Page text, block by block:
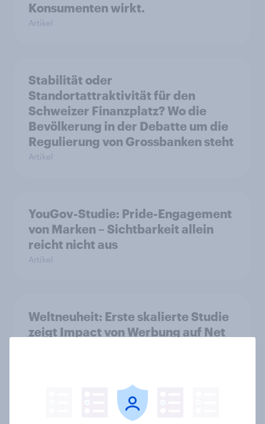
Konsumenten wirkt.
Artikel
Stabilität oder
Standortattraktivität für den
Schweizer Finanzplatz? Wo die
Bevölkerung in der Debatte um die
Regulierung von Grossbanken steht
Artikel
YouGov-Studie: Pride-Engagement
von Marken – Sichtbarkeit allein
reicht nicht aus
Artikel
Weltneuheit: Erste skalierte Studie
zeigt Impact von Werbung auf Net